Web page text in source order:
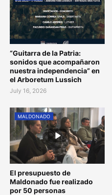
“Guitarra de la Patria:
sonidos que acompañaron
nuestra independencia” en
el Arboretum Lussich
July 16, 2026
MALDONADO
El presupuesto de
Maldonado fue realizado
por 50 personas